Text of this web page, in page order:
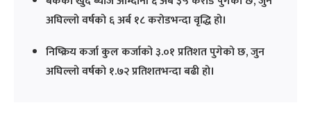
अघिल्लो वर्षको ६ अर्ब १८ करोडभन्दा वृद्धि हो।
निष्क्रिय कर्जा कुल कर्जाको ३.०१ प्रतिशत पुगेको छ, जुन
अघिल्लो वर्षको १.७२ प्रतिशतभन्दा बढी हो।